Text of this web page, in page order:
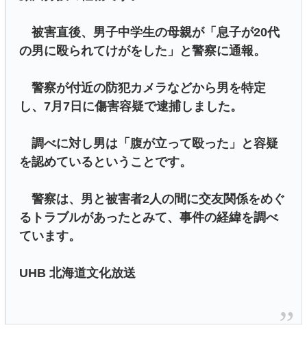
被害直後、男子中学生の母親が「息子が20代
の男に殴られてけがをした」と警察に通報。
警察が付近の防犯カメラなどから男を特定
し、7月7日に傷害容疑で逮捕しました。
調べに対し男は「腹が立って殴った」と容疑
を認めているということです。
警察は、男と被害者2人の間に交友関係をめぐ
るトラブルがあったとみて、事件の経緯を調べ
ています。
UHB 北海道文化放送